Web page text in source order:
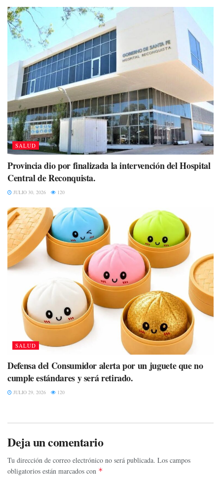
SALUD
Provincia dio por finalizada la intervención del Hospital
Central de Reconquista.
JULIO 30, 2026 120
SALUD
Defensa del Consumidor alerta por un juguete que no
cumple estándares y será retirado.
JULIO 29, 2026 120
Deja un comentario
Tu dirección de correo electrónico no será publicada. Los campos
obligatorios están marcados con *